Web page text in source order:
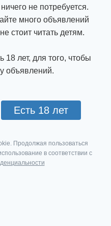
не потребуется.
много объявлений
стоит читать детям.
18 лет, для того, чтобы
объявлений.
Есть 18 лет
Продолжая пользоваться
в соответствии с